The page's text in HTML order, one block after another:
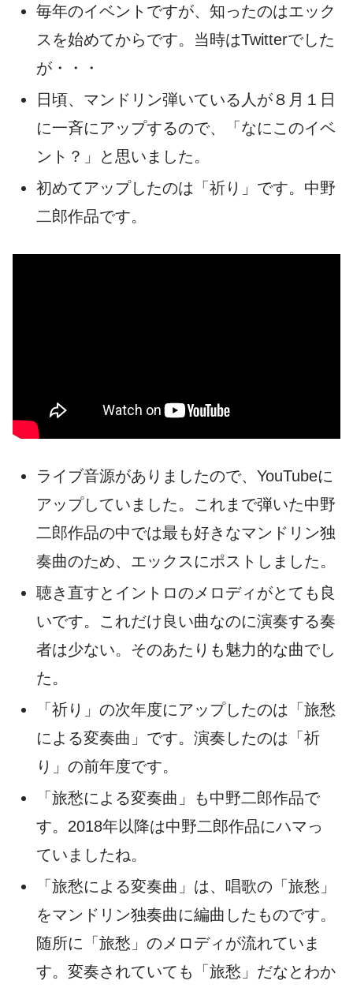
毎年のイベントですが、知ったのはエック
スを始めてからです。当時はTwitterでした
が・・・
日頃、マンドリン弾いている人が８月１日
に一斉にアップするので、「なにこのイベ
ント？」と思いました。
初めてアップしたのは「祈り」です。中野
二郎作品です。
ライブ音源がありましたので、YouTubeに
アップしていました。これまで弾いた中野
二郎作品の中では最も好きなマンドリン独
奏曲のため、エックスにポストしました。
聴き直すとイントロのメロディがとても良
いです。これだけ良い曲なのに演奏する奏
者は少ない。そのあたりも魅力的な曲でし
た。
「祈り」の次年度にアップしたのは「旅愁
による変奏曲」です。演奏したのは「祈
り」の前年度です。
「旅愁による変奏曲」も中野二郎作品で
す。2018年以降は中野二郎作品にハマっ
ていましたね。
「旅愁による変奏曲」は、唱歌の「旅愁」
をマンドリン独奏曲に編曲したものです。
随所に「旅愁」のメロディが流れていま
す。変奏されていても「旅愁」だなとわか